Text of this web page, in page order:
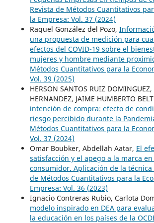
Revista de Métodos Cuantitativos
la Empresa: Vol. 37 (2024)
Raquel González del Pozo,
una propuesta de medición para
efectos del COVID-19 sobre el
mujeres y hombre mediante
Métodos Cuantitativos para la
Vol. 39 (2025)
HERSON SANTOS RUIZ
HERNANDEZ, JAIME HUMBERTO
intención de compra: efecto de
riesgo percibido durante la
Métodos Cuantitativos para la
Vol. 37 (2024)
Omar Boubker, Abdellah Aatar, El
satisfacción y el apego a la marca
consumidor. Aplicación de la técnica
de Métodos Cuantitativos para la
Empresa: Vol. 36 (2023)
Ignacio Contreras Rubio, Carlota
modelo inspirado en DEA para
la educación en los países de la